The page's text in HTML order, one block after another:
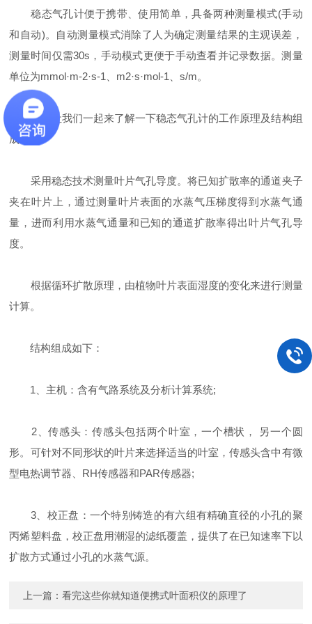
稳态气孔计便于携带、使用简单，具备两种测量模式(手动
和自动)。自动测量模式消除了人为确定测量结果的主观误差，
测量时间仅需30s，手动模式更便于手动查看并记录数据。测量
单位为mmol·m-2·s-1、m2·s·mol-1、s/m。
下面让我们一起来了解一下稳态气孔计的工作原理及结构组
成
采用稳态技术测量叶片气孔导度。将已知扩散率的通道夹子
夹在叶片上，通过测量叶片表面的水蒸气压梯度得到水蒸气通
量，进而利用水蒸气通量和已知的通道扩散率得出叶片气孔导
度。
根据循环扩散原理，由植物叶片表面湿度的变化来进行测量
计算。
结构组成如下：
1、主机：含有气路系统及分析计算系统;
2、传感头：传感头包括两个叶室，一个槽状， 另一个圆
形。可针对不同形状的叶片来选择适当的叶室，传感头含中有微
型电热调节器、RH传感器和PAR传感器;
3、校正盘：一个特别铸造的有六组有精确直径的小孔的聚
丙烯塑料盘，校正盘用潮湿的滤纸覆盖，提供了在已知速率下以
扩散方式通过小孔的水蒸气源。
上一篇：看完这些你就知道便携式叶面积仪的原理了